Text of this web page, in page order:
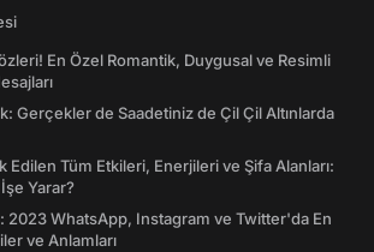
En Özel Romantik, Duygusal ve Resimli
Gerçekler de Saadetiniz de Çil Çil Altınlarda
Edilen Tüm Etkileri, Enerjileri ve Şifa Alanları:
Yarar?
2023 WhatsApp, Instagram ve Twitter'da En
ve Anlamları